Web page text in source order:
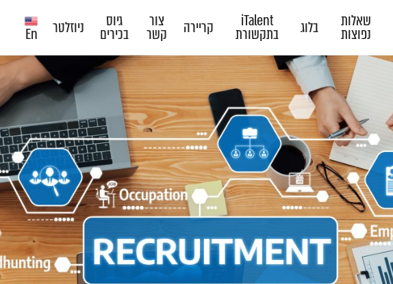
שאלות
נפוצות בלוג iTalent
בתקשורת קריירה צור
קשר
גיוס
בכירים ניוזלטר En